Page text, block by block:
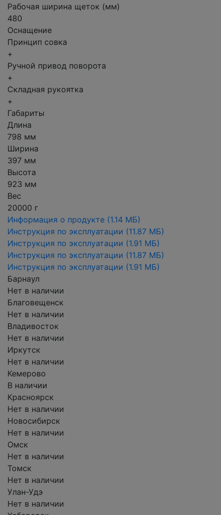
Рабочая ширина щеток (мм)
480
Оснащение
Принцип совка
+
Ручной привод поворота
+
Складная рукоятка
+
Габариты
Длина
798 мм
Ширина
397 мм
Высота
923 мм
Вес
20000 г
Информация о продукте (1.14 МБ)
Инструкция по эксплуатации (11.87 МБ)
Инструкция по эксплуатации (1.91 МБ)
Инструкция по эксплуатации (11.87 МБ)
Инструкция по эксплуатации (1.91 МБ)
Барнаул
Нет в наличии
Благовещенск
Нет в наличии
Владивосток
Нет в наличии
Иркутск
Нет в наличии
Кемерово
В наличии
Красноярск
Нет в наличии
Новосибирск
Нет в наличии
Омск
Нет в наличии
Томск
Нет в наличии
Улан-Удэ
Нет в наличии